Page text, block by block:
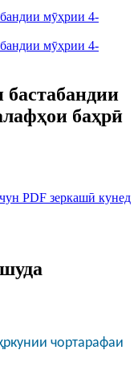
баҳрӣ
PDF зеркашӣ кунед
чортарафаи